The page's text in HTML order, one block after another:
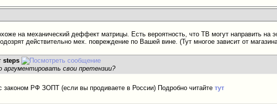
на механический деффект матрицы. Есть вероятность, что ТВ могут направить на
действительно мех. повреждение по Вашей вине. (Тут многое зависит от
steps
аргументировать свои претензии?
законом РФ ЗОПТ (если вы продиваете в России) Подробно читайтетут